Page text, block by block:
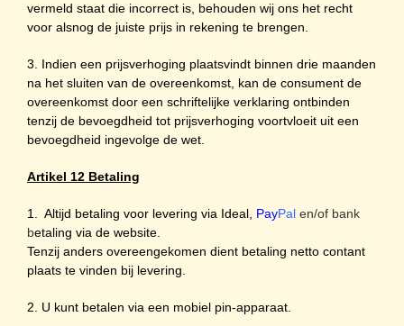
vermeld staat die incorrect is, behouden wij ons het recht
voor alsnog de juiste prijs in rekening te brengen.
3. Indien een prijsverhoging plaatsvindt binnen drie maanden
na het sluiten van de overeenkomst, kan de consument de
overeenkomst door een schriftelijke verklaring ontbinden
tenzij de bevoegdheid tot prijsverhoging voortvloeit uit een
bevoegdheid ingevolge de wet.
Artikel 12 Betaling
1. Altijd betaling voor levering via Ideal, PayPal en/of bank
betaling via de website.
Tenzij anders overeengekomen dient betaling netto contant
plaats te vinden bij levering.
2. U kunt betalen via een mobiel pin-apparaat.